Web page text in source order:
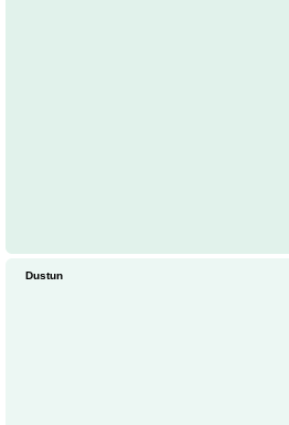
Dustun